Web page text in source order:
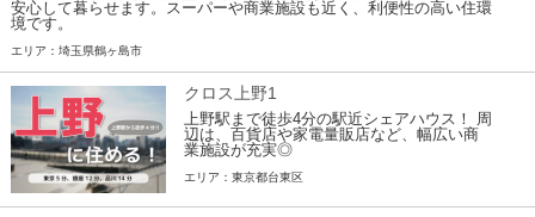
安心して暮らせます。スーパーや商業施設も近く、利便性の高い住環
境です。
エリア：埼玉県鶴ヶ島市
クロス上野1
上野駅まで徒歩4分の駅近シェアハウス！ 周
辺は、百貨店や家電量販店など、幅広い商
業施設が充実◎
エリア：東京都台東区